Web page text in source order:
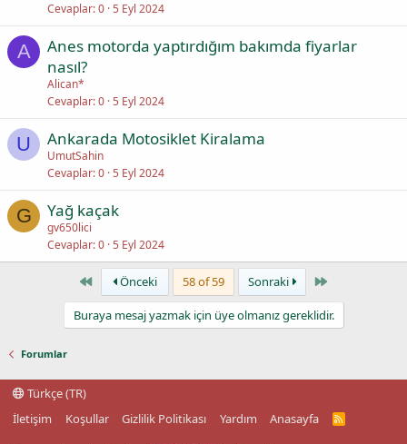
Cevaplar 0 5 Eyl 2024
A
Anes motorda yaptırdığım bakımda fiyarlar
nasıl?
Alican*
Cevaplar 0 5 Eyl 2024
U Ankarada Motosiklet Kiralama
UmutSahin
Cevaplar 0 5 Eyl 2024
G Yağ kaçak
gv650lici
Cevaplar 0 5 Eyl 2024
First Önceki 58 of 59 Sonraki Last
Buraya mesaj yazmak için üye olmanız gereklidir.
Forumlar
Türkçe (TR)
İletişim
Koşullar Gizlilik Politikası Yardım Anasayfa
R